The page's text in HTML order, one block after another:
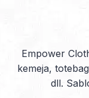
Empower
kemeja,
dll.